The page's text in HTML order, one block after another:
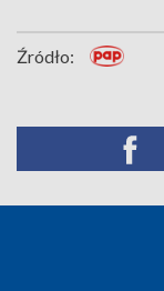
Źródło: